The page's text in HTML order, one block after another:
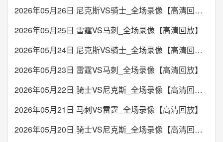
2026年05月26日 尼克斯VS骑士_全场录像【高清回放】
2026年05月25日 雷霆VS马刺_全场录像【高清回放】
2026年05月24日 尼克斯VS骑士_全场录像【高清回放】
2026年05月23日 雷霆VS马刺_全场录像【高清回放】
2026年05月22日 骑士VS尼克斯_全场录像【高清回放】
2026年05月21日 马刺VS雷霆_全场录像【高清回放】
2026年05月20日 骑士VS尼克斯_全场录像【高清回放】